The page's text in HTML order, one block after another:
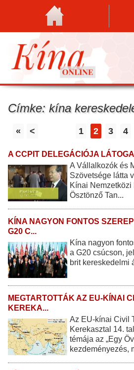
Címke: kína
« < 1 2 3 4
A CCPIT DELEGÁCIÓJA
A Vállalkozók és
Szövetsége látta
Kínai
Ösztönző Tan...
KÍNA NAGYON FONTOS
G20 C...
Kína nagyon
a G20 csúcson,
brit kereskedelmi
MEGTARTOTTÁK AZ EU-KÍNAI
KEREKA...
Az EU-kínai Civil
Kerekasztal 14.
témája az „Egy
kezdeményezés,